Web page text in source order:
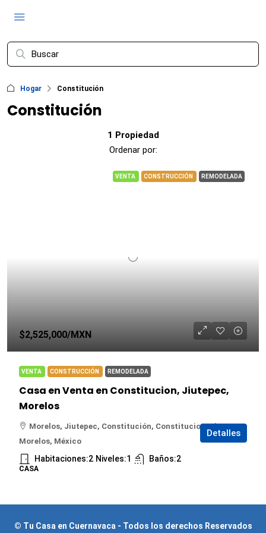
Hogar Constitución
Constitución
1 Propiedad
Ordenar por:
VENTA CONSTRUCCIÓN REMODELADA
$2,525,000/MXN
VENTA CONSTRUCCIÓN REMODELADA
Casa en Venta en Constitucion, Jiutepec,
Morelos
Morelos, Jiutepec, Constitución, Constitucion, Jiutepec,
Morelos, México
Habitaciones:2 Niveles:1 Baños:2
CASA
Detalles
© Tu Casa en Cuernavaca - Todos los derechos Reservados